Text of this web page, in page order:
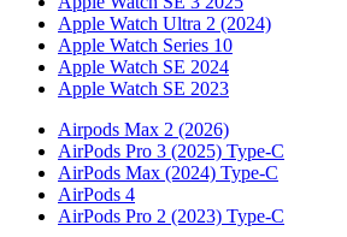
Apple Watch Ultra 2 (2024)
Apple Watch Series 10
Apple Watch SE 2024
Apple Watch SE 2023
Airpods Max 2 (2026)
AirPods Pro 3 (2025) Type-C
AirPods Max (2024) Type-C
AirPods 4
AirPods Pro 2 (2023) Type-C